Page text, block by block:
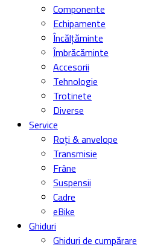
Componente
Echipamente
Încălțăminte
Îmbrăcăminte
Accesorii
Tehnologie
Trotinete
Diverse
Service
Roți & anvelope
Transmisie
Frâne
Suspensii
Cadre
eBike
Ghiduri
Ghiduri de cumpărare